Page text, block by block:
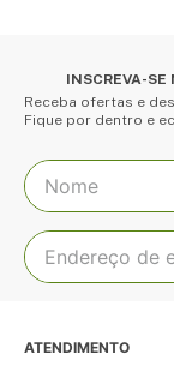
INSCREVA-SE
Receba ofertas e
Fique por dentro e
ATENDIMENTO